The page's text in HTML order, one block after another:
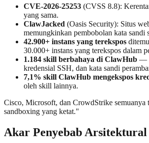
CVE-2026-25253 (CVSS 8.8):
yang sama.
ClawJacked (Oasis Security): Situs
memungkinkan pembobolan kata sandi
42.900+ instans yang terekspos
30.000+ instans yang terekspos dalam
1.184 skill berbahaya di ClawHub —
kredensial SSH, dan kata sandi
7,1% skill ClawHub mengekspos
oleh skill lainnya.
Cisco, Microsoft, dan CrowdStrike semuanya
sandboxing yang ketat."
Akar Penyebab Arsitektural